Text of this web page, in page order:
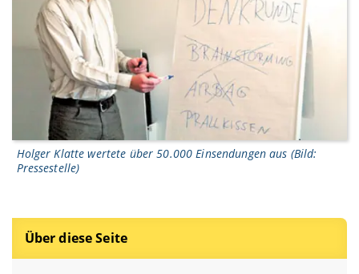
Über diese Seite
Holger Klatte wertete über 50.000 Einsendungen aus (Bild:
Pressestelle)